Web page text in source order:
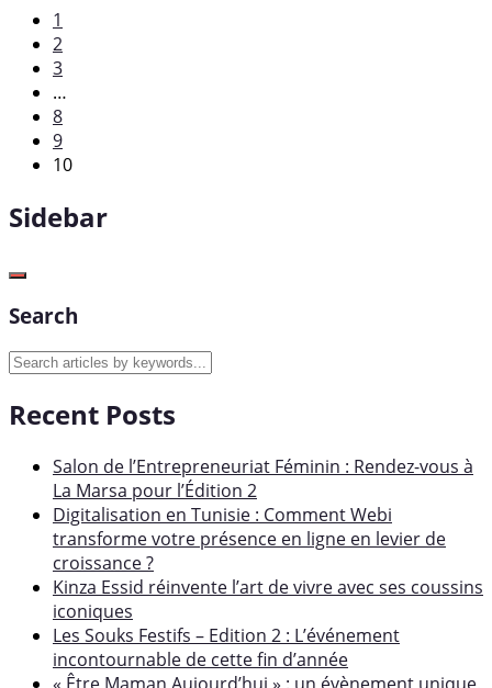
1
2
3
…
8
9
10
Sidebar
Search
Recent Posts
Salon de l’Entrepreneuriat Féminin : Rendez-vous à
La Marsa pour l’Édition 2
Digitalisation en Tunisie : Comment Webi
transforme votre présence en ligne en levier de
croissance ?
Kinza Essid réinvente l’art de vivre avec ses coussins
iconiques
Les Souks Festifs – Edition 2 : L’événement
incontournable de cette fin d’année